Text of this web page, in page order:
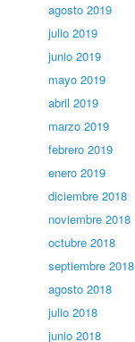
agosto 2019
julio 2019
junio 2019
mayo 2019
abril 2019
marzo 2019
febrero 2019
enero 2019
diciembre 2018
noviembre 2018
octubre 2018
septiembre 2018
agosto 2018
julio 2018
junio 2018